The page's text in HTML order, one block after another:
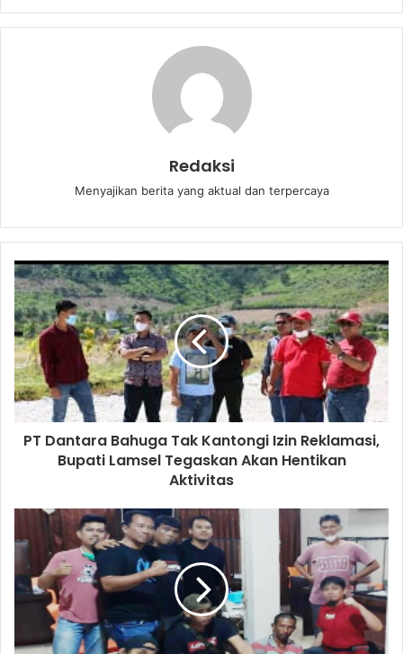
Redaksi
Menyajikan berita yang aktual dan terpercaya
PT Dantara Bahuga Tak Kantongi Izin Reklamasi,
Bupati Lamsel Tegaskan Akan Hentikan
Aktivitas